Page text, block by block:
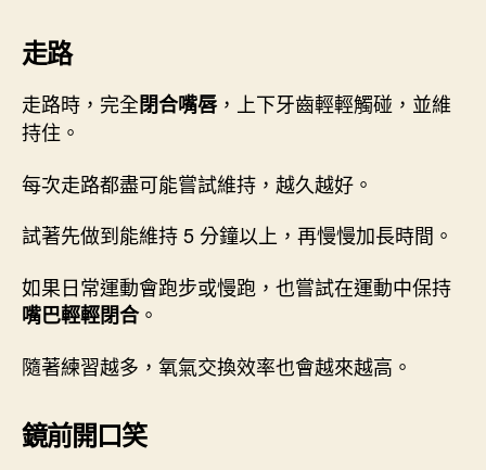
走路
走路時，完全閉合嘴唇，上下牙齒輕輕觸碰，並維
持住。
每次走路都盡可能嘗試維持，越久越好。
試著先做到能維持 5 分鐘以上，再慢慢加長時間。
如果日常運動會跑步或慢跑，也嘗試在運動中保持
嘴巴輕輕閉合。
隨著練習越多，氧氣交換效率也會越來越高。
鏡前開口笑